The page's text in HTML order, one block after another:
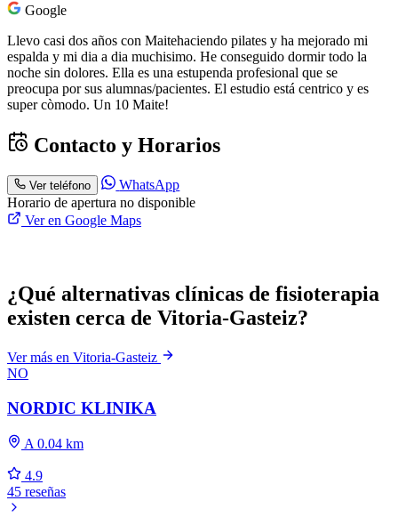
Google
Llevo casi dos años con Maitehaciendo pilates y ha mejorado mi
espalda y mi dia a dia muchisimo. He conseguido dormir todo la
noche sin dolores. Ella es una estupenda profesional que se
preocupa por sus alumnas/pacientes. El estudio está centrico y es
super còmodo. Un 10 Maite!
Contacto y Horarios
Ver teléfono
WhatsApp
Horario de apertura no disponible
Ver en Google Maps
¿Qué alternativas clínicas de fisioterapia
existen cerca de Vitoria-Gasteiz?
Ver más en Vitoria-Gasteiz
NO
NORDIC KLINIKA
A 0.04 km
4.9
45 reseñas